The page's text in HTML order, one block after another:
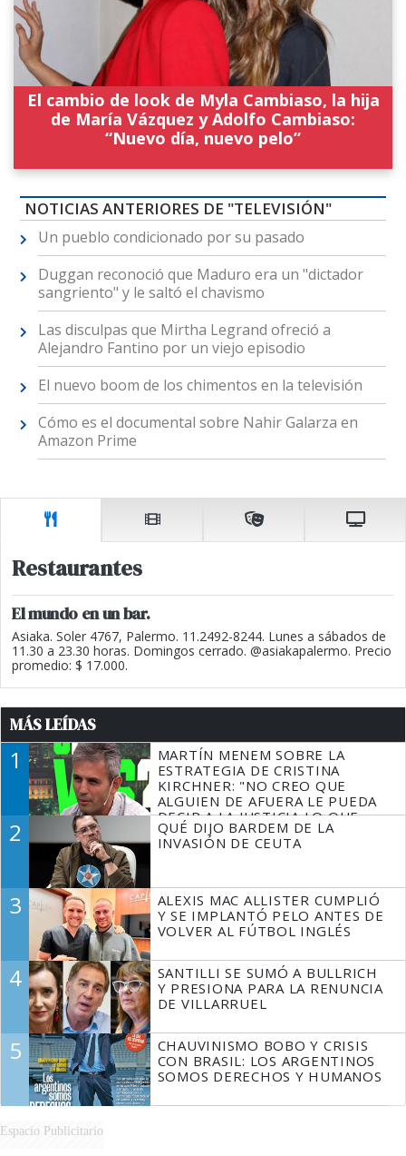
El cambio de look de Myla Cambiaso, la hija
de María Vázquez y Adolfo Cambiaso:
“Nuevo día, nuevo pelo”
NOTICIAS ANTERIORES DE "TELEVISIÓN"
Un pueblo condicionado por su pasado
Duggan reconoció que Maduro era un "dictador
sangriento" y le saltó el chavismo
Las disculpas que Mirtha Legrand ofreció a
Alejandro Fantino por un viejo episodio
El nuevo boom de los chimentos en la televisión
Cómo es el documental sobre Nahir Galarza en
Amazon Prime
Restaurantes
El mundo en un bar.
Asiaka. Soler 4767, Palermo. 11.2492-8244. Lunes a sábados de
11.30 a 23.30 horas. Domingos cerrado. @asiakapalermo. Precio
promedio: $ 17.000.
MÁS LEÍDAS
1
MARTÍN MENEM SOBRE LA
ESTRATEGIA DE CRISTINA
KIRCHNER: "NO CREO QUE
ALGUIEN DE AFUERA LE PUEDA
DECIR A LA JUSTICIA LO QUE
TIENE QUE HACER"
2
QUÉ DIJO BARDEM DE LA
INVASIÓN DE CEUTA
3
ALEXIS MAC ALLISTER CUMPLIÓ
Y SE IMPLANTÓ PELO ANTES DE
VOLVER AL FÚTBOL INGLÉS
4
SANTILLI SE SUMÓ A BULLRICH
Y PRESIONA PARA LA RENUNCIA
DE VILLARRUEL
5
CHAUVINISMO BOBO Y CRISIS
CON BRASIL: LOS ARGENTINOS
SOMOS DERECHOS Y HUMANOS
Espacio Publicitario